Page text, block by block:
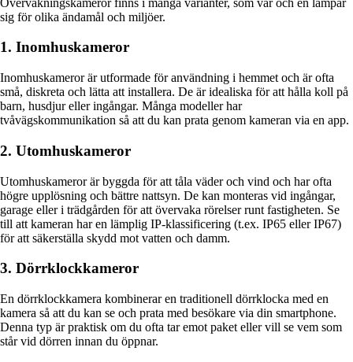
sig för olika ändamål och miljöer.
1. Inomhuskameror
Inomhuskameror är utformade för användning i hemmet och är ofta
små, diskreta och lätta att installera. De är idealiska för att hålla koll på
barn, husdjur eller ingångar. Många modeller har
tvåvägskommunikation så att du kan prata genom kameran via en app.
2. Utomhuskameror
Utomhuskameror är byggda för att tåla väder och vind och har ofta
högre upplösning och bättre nattsyn. De kan monteras vid ingångar,
garage eller i trädgården för att övervaka rörelser runt fastigheten. Se
till att kameran har en lämplig IP-klassificering (t.ex. IP65 eller IP67)
för att säkerställa skydd mot vatten och damm.
3. Dörrklockkameror
En dörrklockkamera kombinerar en traditionell dörrklocka med en
kamera så att du kan se och prata med besökare via din smartphone.
Denna typ är praktisk om du ofta tar emot paket eller vill se vem som
står vid dörren innan du öppnar.